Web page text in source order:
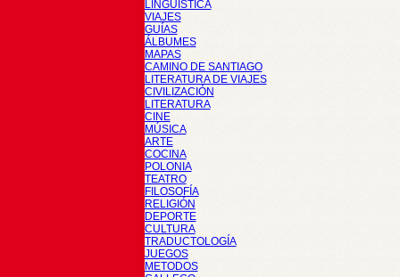
LINGÜÍSTICA
VIAJES
GUÍAS
ÁLBUMES
MAPAS
CAMINO DE SANTIAGO
LITERATURA DE VIAJES
CIVILIZACIÓN
LITERATURA
CINE
MÚSICA
ARTE
COCINA
POLONIA
TEATRO
FILOSOFÍA
RELIGIÓN
DEPORTE
CULTURA
TRADUCTOLOGÍA
JUEGOS
METODOS